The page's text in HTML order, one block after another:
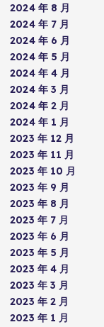
2024 年 8 月
2024 年 7 月
2024 年 6 月
2024 年 5 月
2024 年 4 月
2024 年 3 月
2024 年 2 月
2024 年 1 月
2023 年 12 月
2023 年 11 月
2023 年 10 月
2023 年 9 月
2023 年 8 月
2023 年 7 月
2023 年 6 月
2023 年 5 月
2023 年 4 月
2023 年 3 月
2023 年 2 月
2023 年 1 月